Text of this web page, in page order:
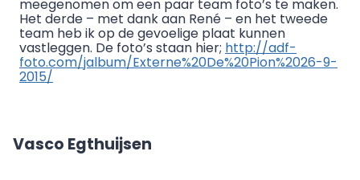
meegenomen om een paar team foto’s te maken.
Het derde – met dank aan René – en het tweede
team heb ik op de gevoelige plaat kunnen
vastleggen. De foto’s staan hier; http://adf-
foto.com/jalbum/Externe%20De%20Pion%2026-9-
2015/
Vasco Egthuijsen